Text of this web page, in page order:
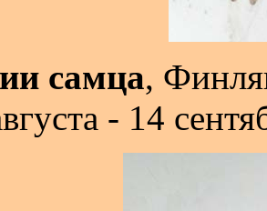
самца,
- 14